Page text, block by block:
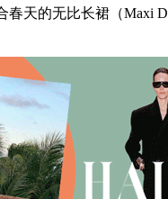
天的无比长裙（Maxi